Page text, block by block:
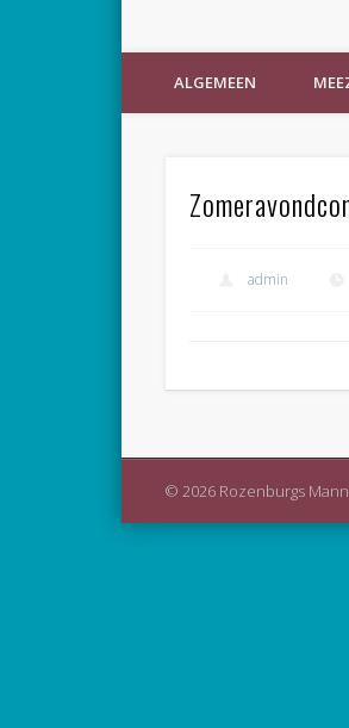
ALGEMEEN
admin
© 2026 Rozenburgs